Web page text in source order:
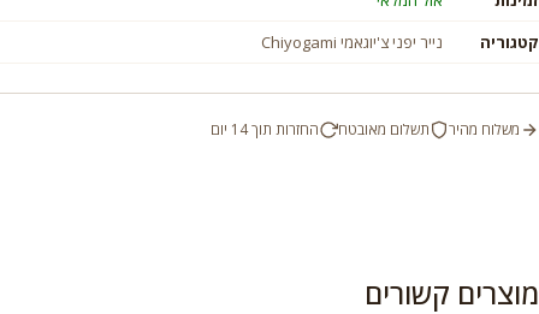
קטגוריה
נייר יפני צ'יוגאמי Chiyogami
משלוח מהיר תשלום מאובטח החזרות תוך 14 יום
מוצרים קשורים